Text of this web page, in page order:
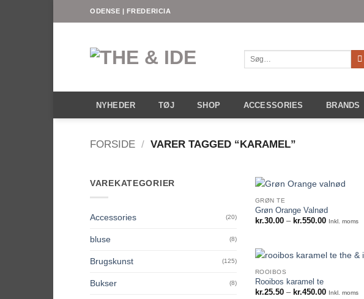
ODENSE | FREDERICIA
efter:
NYHEDER TØJ SHOP ACCESSORIES BRANDS
FORSIDE / VARER TAGGED “KARAMEL”
VAREKATEGORIER
Accessories (20)
bluse (8)
Brugskunst (125)
Bukser (8)
GRØN TE
Grøn Orange Valnød
kr.30.00 – kr.550.00Prisinterval:
Inkl. moms
ROOIBOS
Rooibos karamel te
kr.25.50 – kr.450.00Prisinterval:
Inkl. moms